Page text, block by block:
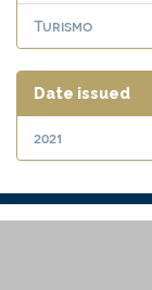
Turismo
Date issued
2021